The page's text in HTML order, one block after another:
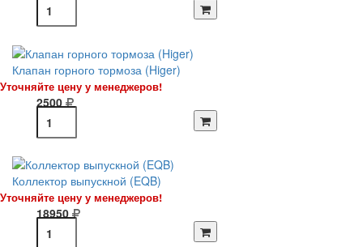
Клапан горного тормоза (Higer)
Уточняйте цену у менеджеров!
2500
Коллектор выпускной (EQB)
Уточняйте цену у менеджеров!
18950